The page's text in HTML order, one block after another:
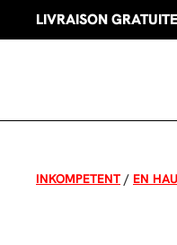
LIVRAISON GRATUITE
INKOMPETENT / EN